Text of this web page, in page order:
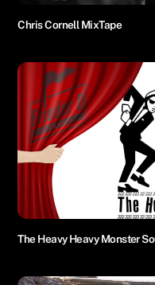
Chris Cornell MixTape
The Heavy Heavy Monster